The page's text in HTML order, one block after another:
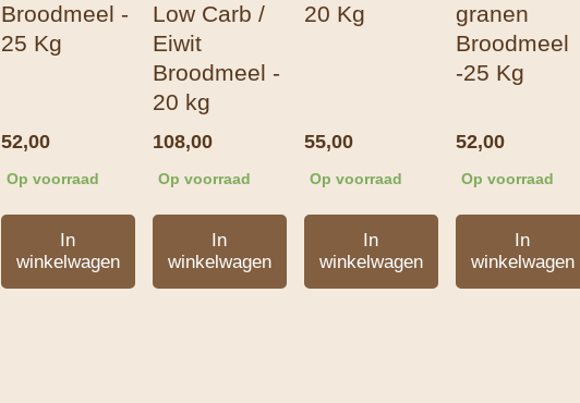
Broodmeel -
25 Kg
52,00
Op voorraad
In
winkelwagen
Low Carb /
Eiwit
Broodmeel -
20 kg
108,00
Op voorraad
In
winkelwagen
20 Kg
55,00
Op voorraad
In
winkelwagen
granen
Broodmeel
-25 Kg
52,00
Op voorraad
In
winkelwagen